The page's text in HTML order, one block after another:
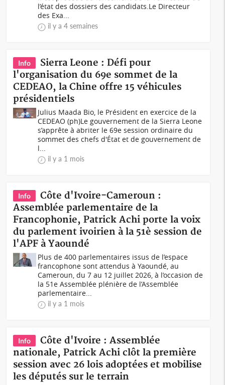
l’état des dossiers des candidats.Le Directeur
des Exa...
il y a 4 semaines
Info
Sierra Leone : Défi pour
l'organisation du 69e sommet de la
CEDEAO, la Chine offre 15 véhicules
présidentiels
Julius Maada Bio, le Président en exercice de la
CEDEAO (ph)Le gouvernement de la Sierra Leone
s’apprête à abriter le 69e session ordinaire du
sommet des chefs d'État et de gouvernement de
l...
il y a 1 mois
Info
Côte d'Ivoire-Cameroun :
Assemblée parlementaire de la
Francophonie, Patrick Achi porte la voix
du parlement ivoirien à la 51è session de
l'APF à Yaoundé
Plus de 400 parlementaires issus de l’espace
francophone sont attendus à Yaoundé, au
Cameroun, du 7 au 12 juillet 2026, à l’occasion de
la 51e Assemblée plénière de l’Assemblée
parlementaire...
il y a 1 mois
Info
Côte d'Ivoire : Assemblée
nationale, Patrick Achi clôt la première
session avec 26 lois adoptées et mobilise
les députés sur le terrain